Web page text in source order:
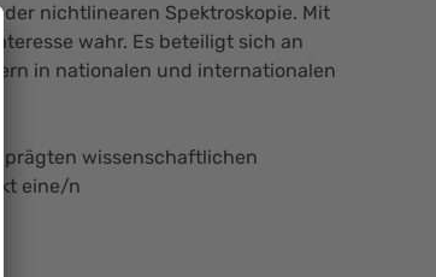
nichtlinearen Spektroskopie. Mit
wahr. Es beteiligt sich an
in nationalen und internationalen
wissenschaftlichen
eine/n